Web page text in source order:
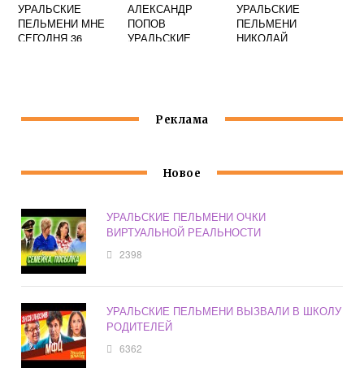
УРАЛЬСКИЕ
ПЕЛЬМЕНИ МНЕ
СЕГОДНЯ 36
АЛЕКСАНДР
ПОПОВ
УРАЛЬСКИЕ
УРАЛЬСКИЕ
ПЕЛЬМЕНИ
НИКОЛАЙ
Реклама
Новое
УРАЛЬСКИЕ ПЕЛЬМЕНИ ОЧКИ
ВИРТУАЛЬНОЙ РЕАЛЬНОСТИ
2398
УРАЛЬСКИЕ ПЕЛЬМЕНИ ВЫЗВАЛИ В ШКОЛУ
РОДИТЕЛЕЙ
6362